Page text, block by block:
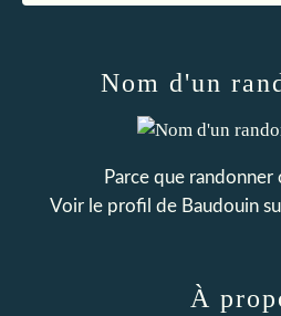
Nom d'un
Parce que randonner
Voir le profil de Baudouin
À